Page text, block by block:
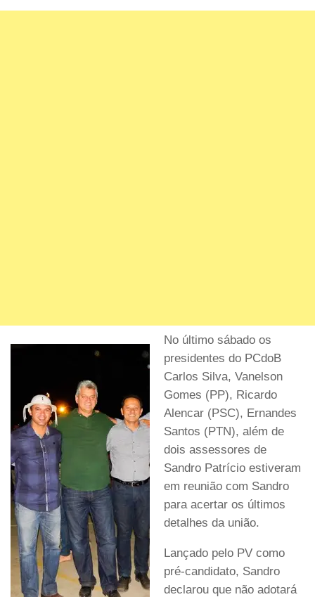
No último sábado os
presidentes do PCdoB
Carlos Silva, Vanelson
Gomes (PP), Ricardo
Alencar (PSC), Ernandes
Santos (PTN), além de
dois assessores de
Sandro Patrício estiveram
em reunião com Sandro
para acertar os últimos
detalhes da união.
Lançado pelo PV como
pré-candidato, Sandro
declarou que não adotará